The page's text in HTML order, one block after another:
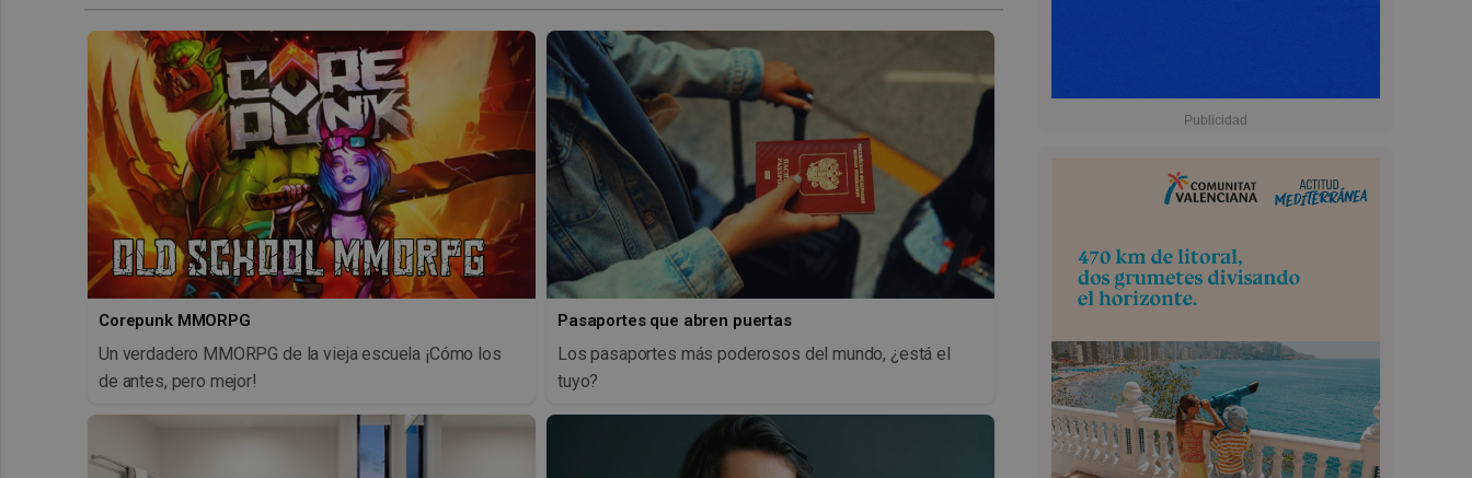
Corepunk MMORPG
Un verdadero MMORPG de la vieja escuela ¡Cómo los
de antes, pero mejor!
Pasaportes que abren puertas
Los pasaportes más poderosos del mundo, ¿está el
tuyo?